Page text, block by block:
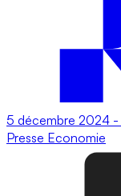
5 décembre 2024 -
Presse Economie